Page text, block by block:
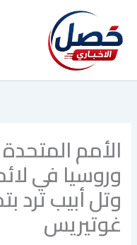
المحتوى
الأمم
وروسيا في
وتل أبيب ترد
غوتيريس